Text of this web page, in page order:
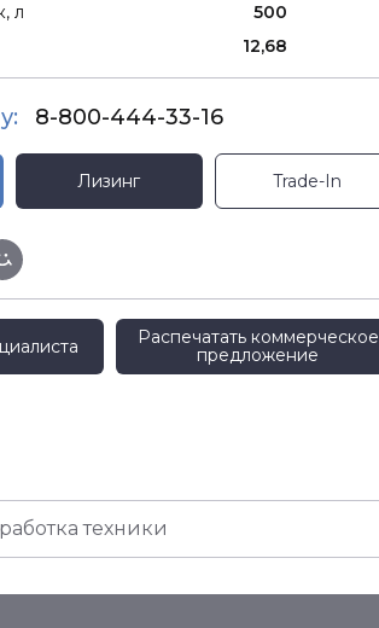
л
500
12,68
8-800-444-33-16
Лизинг Trade-In
Распечатать коммерческое
предложение
техники